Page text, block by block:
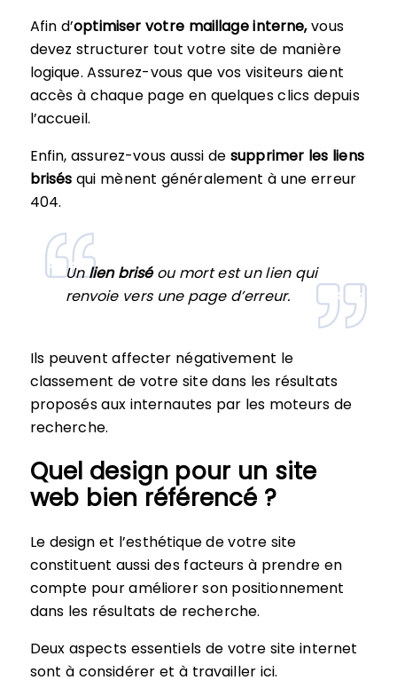
Afin d’optimiser votre maillage interne,vous
devez structurer tout votre site de manière
logique. Assurez-vous que vos visiteurs aient
accès à chaque page en quelques clics depuis
l’accueil.
Enfin, assurez-vous aussi de supprimer les liens
brisésqui mènent généralement à une erreur
404.
Unlien briséou mort est un lien qui
renvoie vers une page d’erreur.
Ils peuvent affecter négativement le
classement de votre site dans les résultats
proposés aux internautes par les moteurs de
recherche.
Quel design pour un site
web bien référencé ?
Le design et l’esthétique de votre site
constituent aussi des facteurs à prendre en
compte pour améliorer son positionnement
dans les résultats de recherche.
Deux aspects essentiels de votre site internet
sont à considérer et à travailler ici.